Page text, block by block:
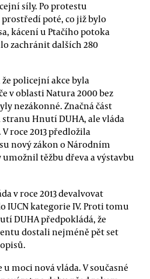
síly. Po protestu
poté, co již bylo
kácení u Ptačího potoka
zachránit dalších 280
policejní akce byla
v oblasti Natura 2000 bez
nezákonné. Značná část
Hnutí DUHA, ale vláda
roce 2013 předložila
nový zákon o Národním
těžbu dřeva a výstavbu
v roce 2013 devalvovat
IUCN kategorie IV. Proti tomu
DUHA předpokládá, že
dostali nejméně pět set
moci nová vláda. V současné